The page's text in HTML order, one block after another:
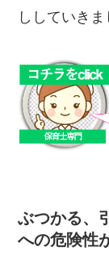
ししていき
ぶつかる、
への危険性